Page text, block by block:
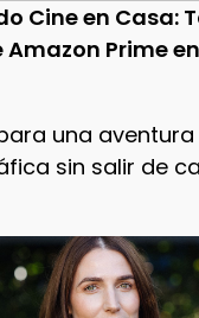
Cine en Casa:
Amazon Prime
una aventura
sin salir de